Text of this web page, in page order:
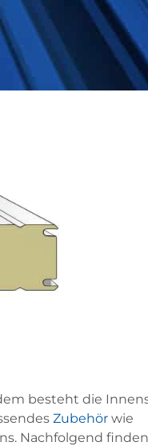
besteht die
Zubehör wie
Nachfolgend